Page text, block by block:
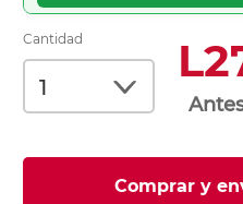
Cantidad
Comprar y